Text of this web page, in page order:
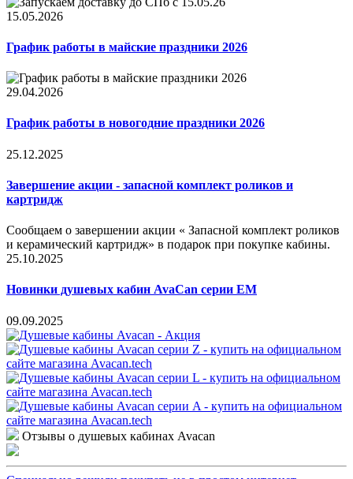
15.05.2026
График работы в майские праздники 2026
29.04.2026
График работы в новогодние праздники 2026
25.12.2025
Завершение акции - запасной комплект роликов и
картридж
Сообщаем о завершении акции « Запасной комплект роликов
и керамический картридж» в подарок при покупке кабины.
25.10.2025
Новинки душевых кабин AvaCan серии EM
09.09.2025
Отзывы о душевых кабинах Avacan